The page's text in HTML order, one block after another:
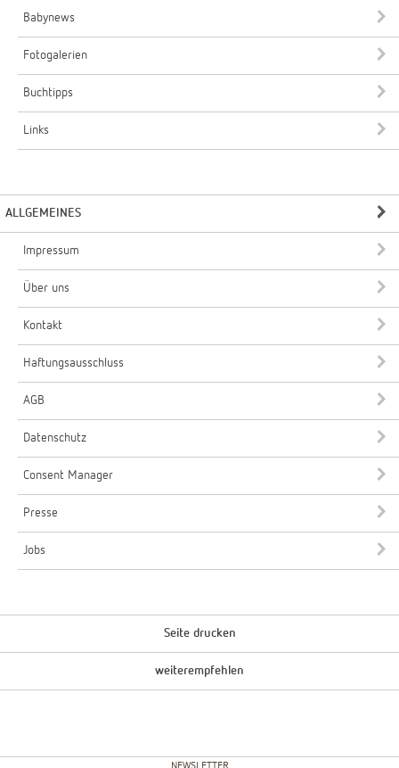
Babynews
Fotogalerien
Buchtipps
Links
ALLGEMEINES
Impressum
Über uns
Kontakt
Haftungsausschluss
AGB
Datenschutz
Consent Manager
Presse
Jobs
Seite drucken
weiterempfehlen